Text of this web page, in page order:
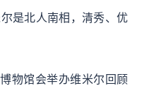
是北人南相，清秀、优
物馆会举办维米尔回顾